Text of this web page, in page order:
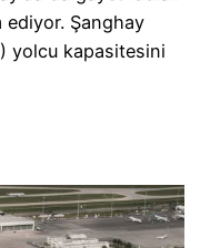
ediyor. Şanghay
yolcu kapasitesini